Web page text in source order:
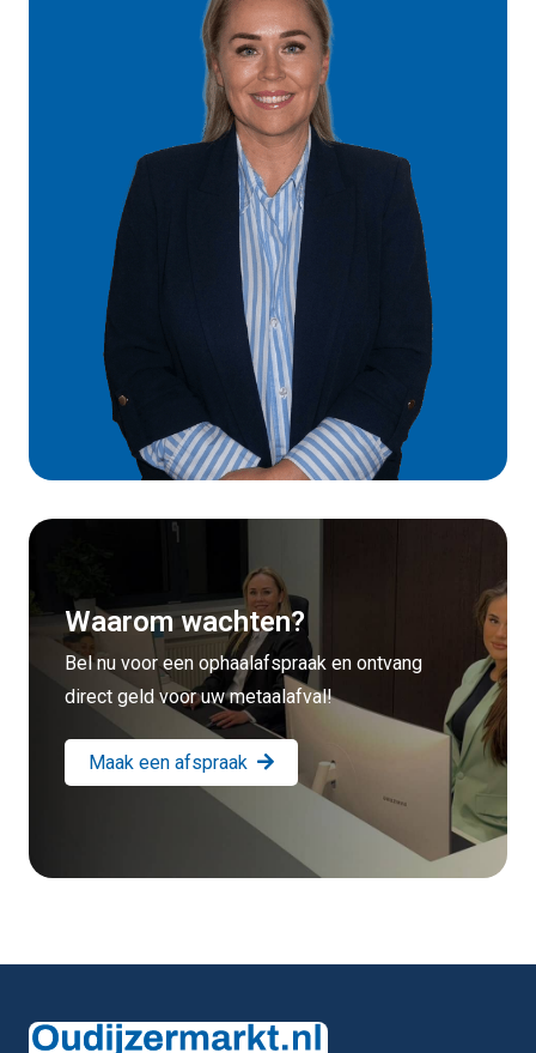
Waarom wachten?
Bel nu voor een ophaalafspraak en ontvang
direct geld voor uw metaalafval!
Maak een afspraak